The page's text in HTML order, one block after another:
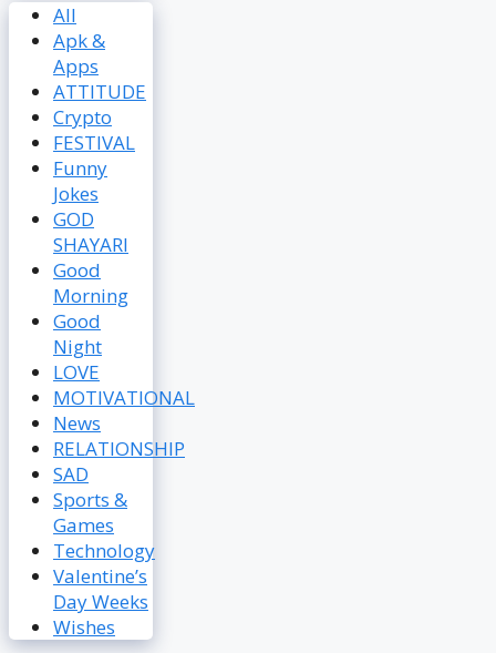
All
Apk &
Apps
ATTITUDE
Crypto
FESTIVAL
Funny
Jokes
GOD
SHAYARI
Good
Morning
Good
Night
LOVE
MOTIVATIONAL
News
RELATIONSHIP
SAD
Sports &
Games
Technology
Valentine’s
Day Weeks
Wishes